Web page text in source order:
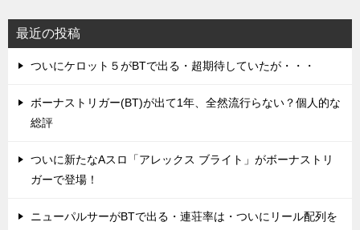
最近の投稿
ついにケロット５がBTで出る・超期待していたが・・・
ボーナストリガー(BT)が出て1年、全然流行らない？個人的な
総評
ついに新たなAスロ「アレックス ブライト」がボーナストリ
ガーで登場！
ニューパルサーがBTで出る・連荘率は・ついにリール配列を